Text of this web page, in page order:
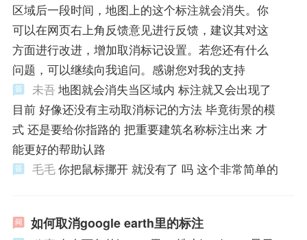
区域后一段时间，地图上的这个标注就会消失。你
可以在网页右上角反馈意见进行反馈，建议其对这
方面进行改进，增加取消标记设置。若您还有什么
问题，可以继续向我追问。感谢您对我的支持
未吾 地图就会消失当区域内 标注就又会出现了
目前 好像还没有主动取消标记的方法 毕竟街景的模
式 还是要给你指路的 把重要建筑名称标注出来 才
能更好的帮助认路
毛毛你把鼠标挪开 就没有了 吗 这个非常简单的
如何取消google earth里的标注